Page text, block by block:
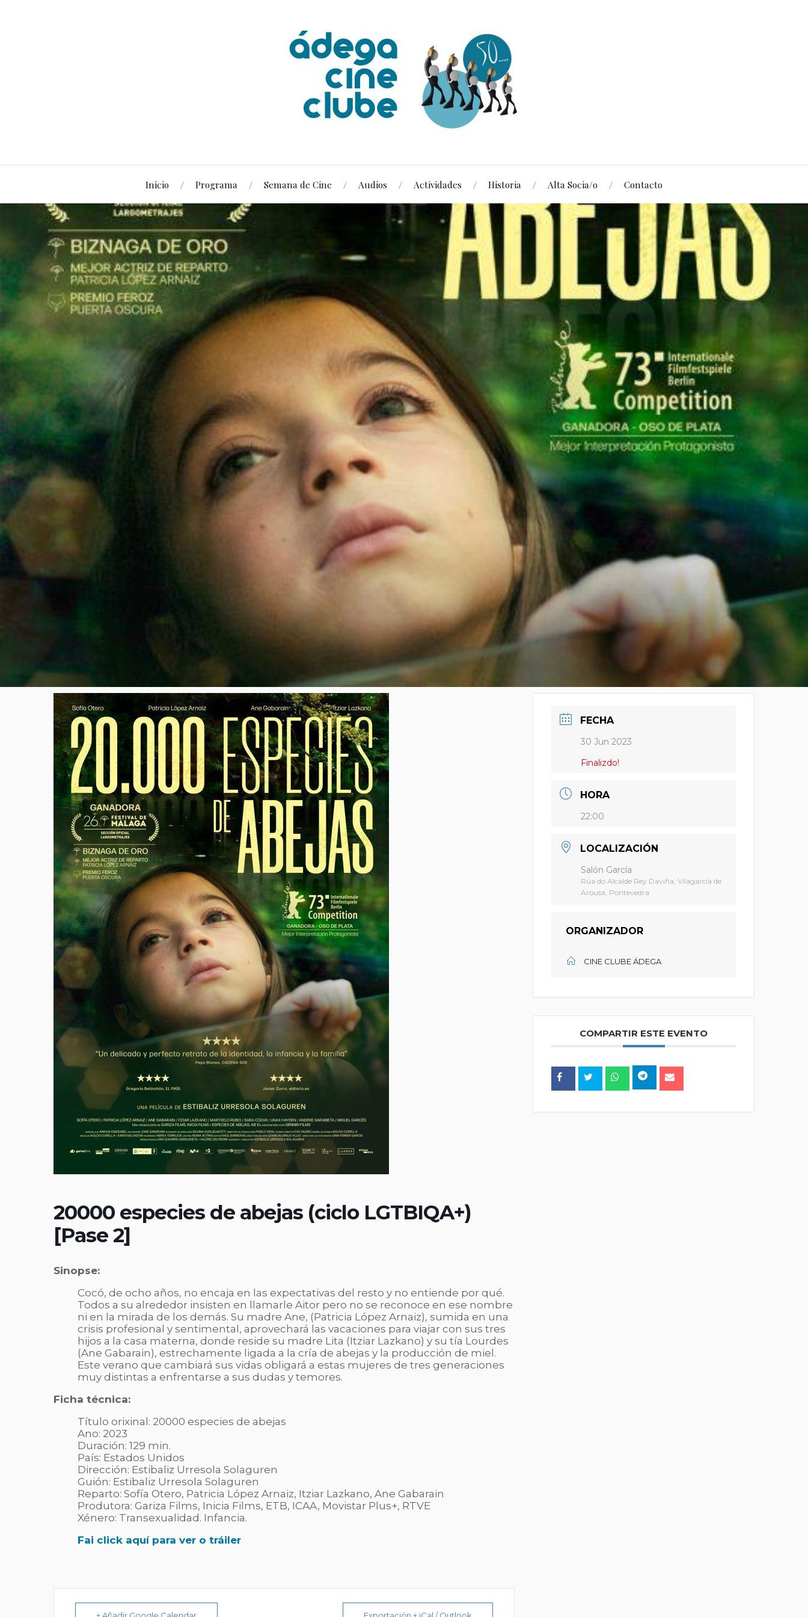
Inicio Programa Semana de Cine Audios Actividades Historia Alta Socia/o Contacto
20000 especies de abejas (ciclo LGTBIQA+)
[Pase 2]
Sinopse:
Cocó, de ocho años, no encaja en las expectativas del resto y no entiende por qué.
Todos a su alrededor insisten en llamarle Aitor pero no se reconoce en ese nombre
ni en la mirada de los demás. Su madre Ane, (Patricia López Arnaiz), sumida en una
crisis profesional y sentimental, aprovechará las vacaciones para viajar con sus tres
hijos a la casa materna, donde reside su madre Lita (Itziar Lazkano) y su tía Lourdes
(Ane Gabarain), estrechamente ligada a la cría de abejas y la producción de miel.
Este verano que cambiará sus vidas obligará a estas mujeres de tres generaciones
muy distintas a enfrentarse a sus dudas y temores.
Ficha técnica:
Título orixinal: 20000 especies de abejas
Ano: 2023
Duración: 129 min.
País: Estados Unidos
Dirección: Estibaliz Urresola Solaguren
Guión: Estibaliz Urresola Solaguren
Reparto: Sofía Otero, Patricia López Arnaiz, Itziar Lazkano, Ane Gabarain
Produtora: Gariza Films, Inicia Films, ETB, ICAA, Movistar Plus+, RTVE
Xénero: Transexualidad. Infancia.
Fai click aquí para ver o tráiler
FECHA
30 Jun 2023
Finalizdo!
HORA
22:00
LOCALIZACIÓN
Salón García
Rúa do Alcalde Rey Daviña, Vilagarcía de
Arousa, Pontevedra
ORGANIZADOR
CINE CLUBE ÁDEGA
COMPARTIR ESTE EVENTO